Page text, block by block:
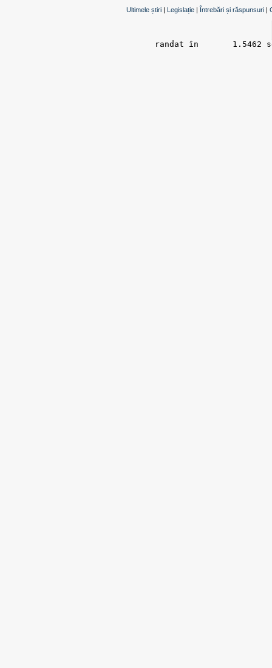
Ultimele știri | Legislație | Întrebări și răspunsuri |
randat în